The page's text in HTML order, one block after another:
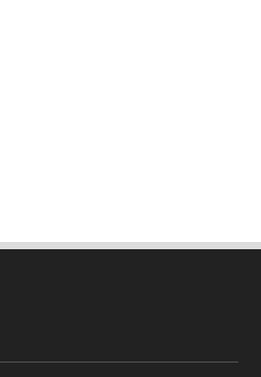
ধার্যকৃত সোনা ও রূপার গহনা দর: